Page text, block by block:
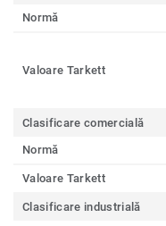
Normă
Valoare Tarkett
Clasificare comercială
Normă
Valoare Tarkett
Clasificare industrială